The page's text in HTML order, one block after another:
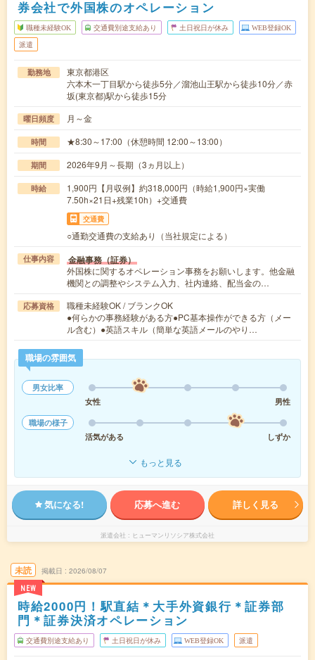
券会社で外国株のオペレーション
職種未経験OK 交通費別途支給あり 土日祝日が休み WEB登録OK
派遣
勤務地
東京都港区
六本木一丁目駅から徒歩5分／溜池山王駅から徒歩10分／赤
坂(東京都)駅から徒歩15分
曜日頻度 月～金
時間 ★8:30～17:00（休憩時間 12:00～13:00）
期間 2026年9月～長期（3ヵ月以上）
時給
1,900円【月収例】約318,000円（時給1,900円×実働
7.50h×21日+残業10h）+交通費
交通費
○通勤交通費の支給あり（当社規定による）
仕事内容 金融事務（証券）
外国株に関するオペレーション事務をお願いします。他金融
機関との調整やシステム入力、社内連絡、配当金の…
応募資格
職種未経験OK / ブランクOK
●何らかの事務経験がある方●PC基本操作ができる方（メー
ル含む）●英語スキル（簡単な英語メールのやり…
職場の雰囲気
男女比率
女性
男性
職場の様子
活気がある
しずか
もっと見る
気になる! 応募へ進む 詳しく見る
派遣会社 ヒューマンリソシア株式会社
未読
NEW
掲載日 2026/08/07
時給2000円！駅直結＊大手外資銀行＊証券部
門＊証券決済オペレーション
交通費別途支給あり 土日祝日が休み WEB登録OK 派遣